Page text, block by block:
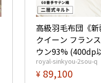
高級羽毛布団《
クイーン フラン
ウン93% (400dp
2.0kg 【5つ星ロイヤルゴールド
取得】【グッドふ
royal-sinkyou-2sou-q
¥ 89,100